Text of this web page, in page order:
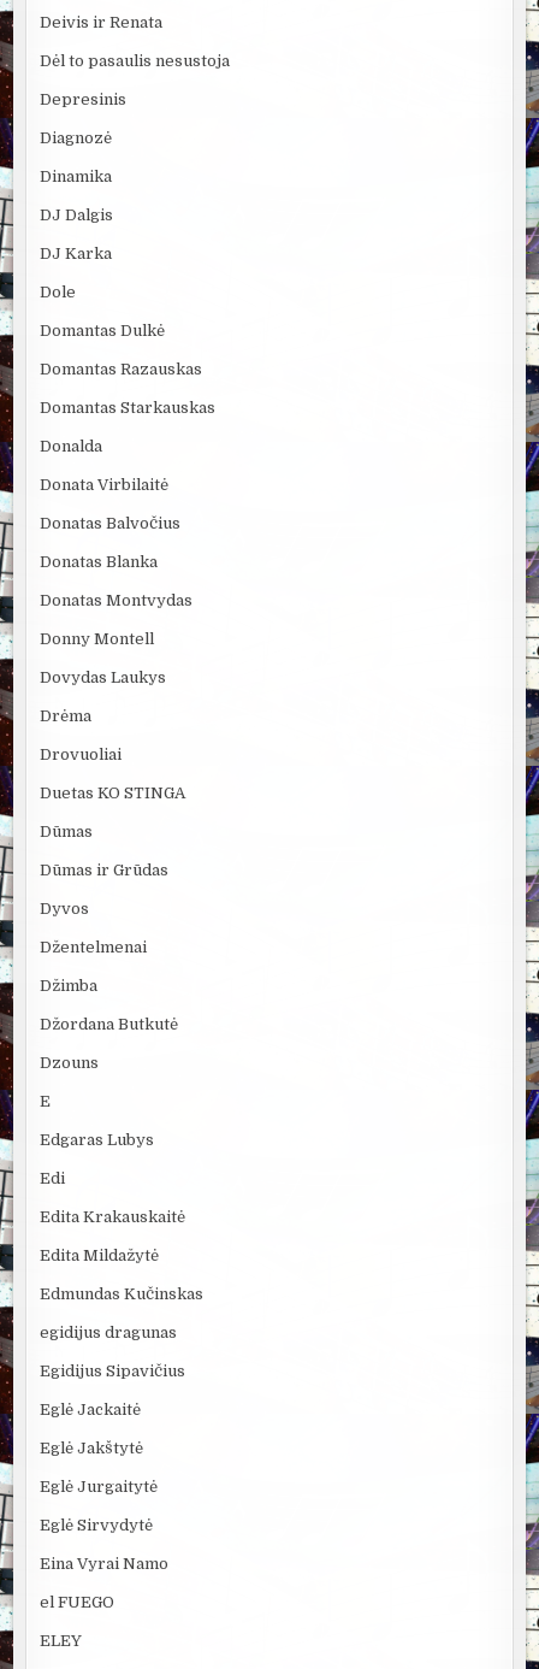
Deivis ir Renata
Dėl to pasaulis nesustoja
Depresinis
Diagnozė
Dinamika
DJ Dalgis
DJ Karka
Dole
Domantas Dulkė
Domantas Razauskas
Domantas Starkauskas
Donalda
Donata Virbilaitė
Donatas Balvočius
Donatas Blanka
Donatas Montvydas
Donny Montell
Dovydas Laukys
Drėma
Drovuoliai
Duetas KO STINGA
Dūmas
Dūmas ir Grūdas
Dyvos
Džentelmenai
Džimba
Džordana Butkutė
Dzouns
E
Edgaras Lubys
Edi
Edita Krakauskaitė
Edita Mildažytė
Edmundas Kučinskas
egidijus dragunas
Egidijus Sipavičius
Eglė Jackaitė
Eglė Jakštytė
Eglė Jurgaitytė
Eglė Sirvydytė
Eina Vyrai Namo
el FUEGO
ELEY